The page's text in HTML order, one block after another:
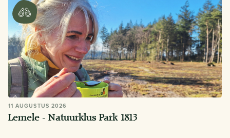
11 AUGUSTUS 2026
Lemele - Natuurklus Park 1813